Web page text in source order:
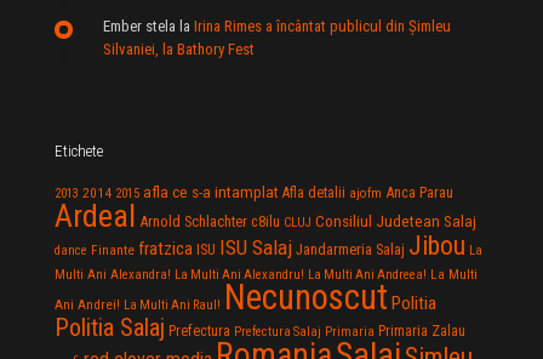
Ember stela la Irina Rimes a încântat publicul din Şimleu
Silvaniei, la Bathory Fest
Etichete
2013 2014 2015 afla ce s-a intamplat Afla detalii ajofm Anca Parau
Ardeal Arnold Schlachter c8ilu CLUJ Consiliul Judetean Salaj
dance Finante fratzica ISU ISU Salaj Jandarmeria Salaj Jibou La
Multi Ani Alexandra! La Multi Ani Alexandru! La Multi Ani Andreea! La Multi
Ani Andrei! La Multi Ani Raul! Necunoscut Politia
Politia Salaj Prefectura Prefectura Salaj Primaria Primaria Zalau